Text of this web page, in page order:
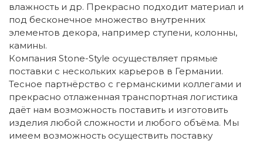
влажность и др. Прекрасно подходит материал и
под бесконечное множество внутренних
элементов декора, например ступени, колонны,
камины.
Компания Stone-Style осуществляет прямые
поставки с нескольких карьеров в Германии.
Тесное партнёрство с германскими коллегами и
прекрасно отлаженная транспортная логистика
даёт нам возможность поставить и изготовить
изделия любой сложности и любого объёма. Мы
имеем возможность осуществить поставку